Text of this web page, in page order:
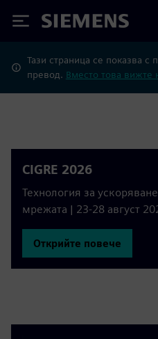
Siemens
Тази страница се показва с
превод. Вместо това вижте
CIGRE 2026
Технология за
мрежата | 23-28 август
Открийте повече